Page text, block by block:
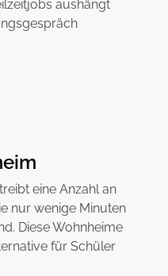
aushängt
eine Anzahl an
nur wenige Minuten
Diese Wohnheime
für Schüler